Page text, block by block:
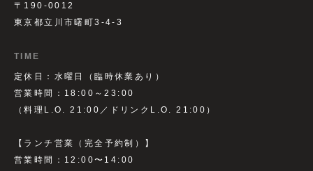
〒190-0012
東京都立川市曙町3-4-3
TIME
定休日：水曜日（臨時休業あり）
営業時間：18:00～23:00
（料理L.O. 21:00／ドリンクL.O. 21:00）
【ランチ営業（完全予約制）】
営業時間：12:00〜14:00